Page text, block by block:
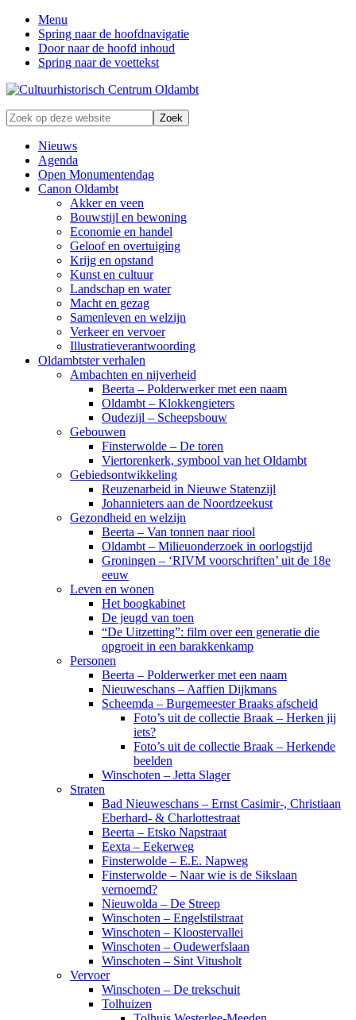
Menu
Spring naar de hoofdnavigatie
Door naar de hoofd inhoud
Spring naar de voettekst
Zonder
verleden
geen
toekomst
Zoek
op
deze
website
Nieuws
Agenda
Open Monumentendag
Canon Oldambt
Akker en veen
Bouwstijl en bewoning
Economie en handel
Geloof en overtuiging
Krijg en opstand
Kunst en cultuur
Landschap en water
Macht en gezag
Samenleven en welzijn
Verkeer en vervoer
Illustratieverantwoording
Oldambtster verhalen
Ambachten en nijverheid
Beerta – Polderwerker met een naam
Oldambt – Klokkengieters
Oudezijl – Scheepsbouw
Gebouwen
Finsterwolde – De toren
Viertorenkerk, symbool van het Oldambt
Gebiedsontwikkeling
Reuzenarbeid in Nieuwe Statenzijl
Johannieters aan de Noordzeekust
Gezondheid en welzijn
Beerta – Van tonnen naar riool
Oldambt – Milieuonderzoek in oorlogstijd
Groningen – ‘RIVM voorschriften’ uit de 18e
eeuw
Leven en wonen
Het boogkabinet
De jeugd van toen
“De Uitzetting”: film over een generatie die
opgroeit in een barakkenkamp
Personen
Beerta – Polderwerker met een naam
Nieuweschans – Aaffien Dijkmans
Scheemda – Burgemeester Braaks afscheid
Foto’s uit de collectie Braak – Herken jij
iets?
Foto’s uit de collectie Braak – Herkende
beelden
Winschoten – Jetta Slager
Straten
Bad Nieuweschans – Ernst Casimir-, Christiaan
Eberhard- & Charlottestraat
Beerta – Etsko Napstraat
Eexta – Eekerweg
Finsterwolde – E.E. Napweg
Finsterwolde – Naar wie is de Sikslaan
vernoemd?
Nieuwolda – De Streep
Winschoten – Engelstilstraat
Winschoten – Kloostervallei
Winschoten – Oudewerfslaan
Winschoten – Sint Vitusholt
Vervoer
Winschoten – De trekschuit
Tolhuizen